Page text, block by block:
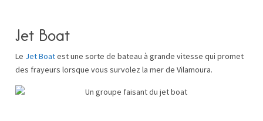
Jet Boat
Le Jet Boatest une sorte de bateau à grande vitesse qui promet
des frayeurs lorsque vous survolez la mer de Vilamoura.